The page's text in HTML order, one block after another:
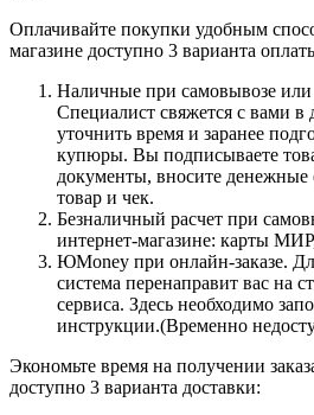
Оплачивайте покупки удобным
магазине доступно 3 варианта
Наличные при самовывозе или
Специалист свяжется с вами в
уточнить время и заранее
купюры. Вы подписываете
документы, вносите денежные
товар и чек.
Безналичный расчет при
интернет-магазине: карты
ЮMoney при онлайн-заказе.
система перенаправит вас на
сервиса. Здесь необходимо
инструкции.(Временно
Экономьте время на получении
доступно 3 варианта доставки: